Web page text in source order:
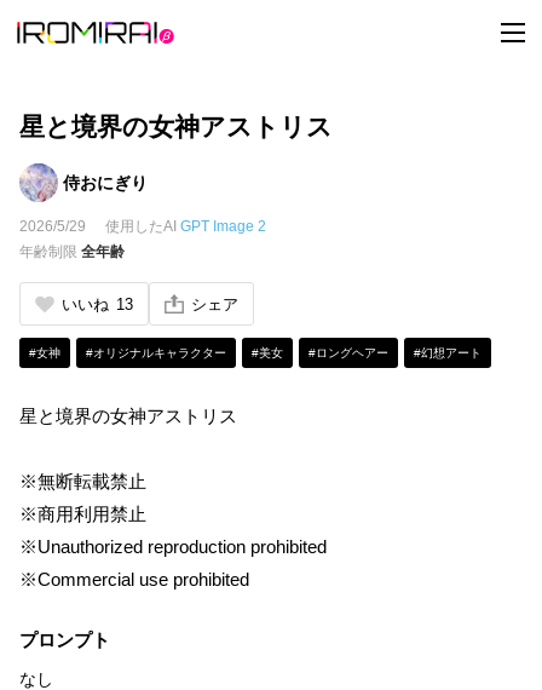
t
o
星と境界の女神アストリス
侍おにぎり
2026/5/29 使用したAI GPT Image 2
年齢制限 全年齢
いいね 13 シェア
#女神 #オリジナルキャラクター #美女 #ロングヘアー #幻想アート
星と境界の女神アストリス
※無断転載禁止
※商用利用禁止
※Unauthorized reproduction prohibited
※Commercial use prohibited
プロンプト
なし